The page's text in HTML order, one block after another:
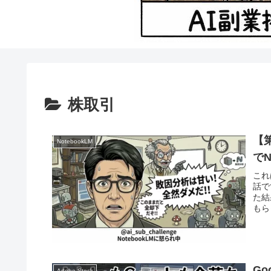
株取引
NotebookLM
で
こ
話
た
も